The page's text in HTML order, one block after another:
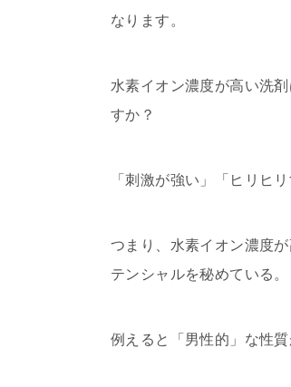
なります。
水素イオン濃度が高い洗
すか？
「刺激が強い」「ヒリヒ
つまり、水素イオン濃度
テンシャルを秘めている。
例えると「男性的」な性質